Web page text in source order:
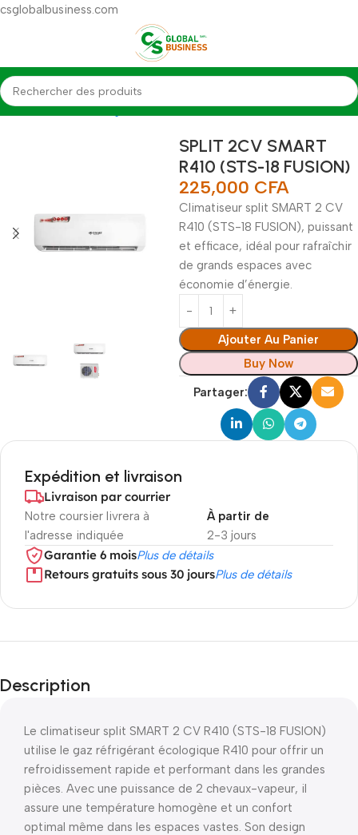
csglobalbusiness.com
Accueil Électroménagers Climatiseur (SPLITS)
SPLIT 2CV SMART
R410 (STS-18 FUSION)
225,000 CFA
Climatiseur split SMART 2 CV
R410 (STS-18 FUSION), puissant
et efficace, idéal pour rafraîchir
de grands espaces avec
économie d’énergie.
Ajouter Au Panier
Buy Now
Partager:
Expédition et livraison
Livraison par courrier
Notre coursier livrera à
l'adresse indiquée
2-3 jours
À partir de
Garantie 6 moisPlus de détails
Retours gratuits sous 30 joursPlus de détails
Description
Le climatiseur split SMART 2 CV R410 (STS-18 FUSION)
utilise le gaz réfrigérant écologique R410 pour offrir un
refroidissement rapide et performant dans les grandes
pièces. Avec une puissance de 2 chevaux-vapeur, il
assure une température homogène et un confort
optimal même dans les espaces vastes. Son design